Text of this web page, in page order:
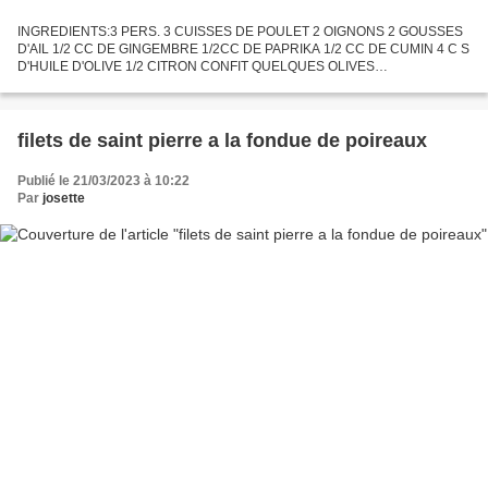
INGREDIENTS:3 PERS. 3 CUISSES DE POULET 2 OIGNONS 2 GOUSSES
D'AIL 1/2 CC DE GINGEMBRE 1/2CC DE PAPRIKA 1/2 CC DE CUMIN 4 C S
D'HUILE D'OLIVE 1/2 CITRON CONFIT QUELQUES OLIVES
BOTTE DE CORIANDRE...
filets de saint pierre a la fondue de poireaux
Publié le 21/03/2023 à 10:22
Par josette